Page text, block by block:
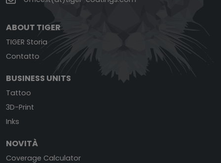
ABOUT TIGER
TIGER Storia
Contatto
BUSINESS UNITS
Tattoo
3D-Print
Inks
NOVITÀ
Coverage Calculator